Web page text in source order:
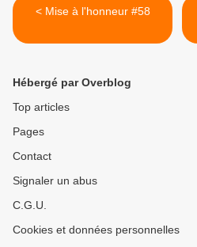
< Mise à l'honneur #58
Hébergé par Overblog
Top articles
Pages
Contact
Signaler un abus
C.G.U.
Cookies et données personnelles